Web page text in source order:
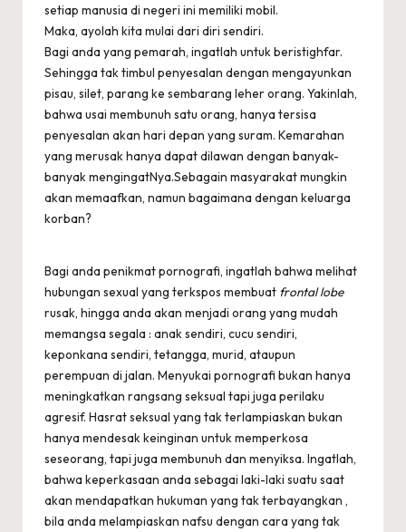
setiap manusia di negeri ini memiliki mobil.
Maka, ayolah kita mulai dari diri sendiri.
Bagi anda yang pemarah, ingatlah untuk beristighfar.
Sehingga tak timbul penyesalan dengan mengayunkan
pisau, silet, parang ke sembarang leher orang. Yakinlah,
bahwa usai membunuh satu orang, hanya tersisa
penyesalan akan hari depan yang suram. Kemarahan
yang merusak hanya dapat dilawan dengan banyak-
banyak mengingatNya.Sebagain masyarakat mungkin
akan memaafkan, namun bagaimana dengan keluarga
korban?
Bagi anda penikmat pornografi, ingatlah bahwa melihat
hubungan sexual yang terkspos membuat frontal lobe
rusak, hingga anda akan menjadi orang yang mudah
memangsa segala : anak sendiri, cucu sendiri,
keponkana sendiri, tetangga, murid, ataupun
perempuan di jalan. Menyukai pornografi bukan hanya
meningkatkan rangsang seksual tapi juga perilaku
agresif. Hasrat seksual yang tak terlampiaskan bukan
hanya mendesak keinginan untuk memperkosa
seseorang, tapi juga membunuh dan menyiksa. Ingatlah,
bahwa keperkasaan anda sebagai laki-laki suatu saat
akan mendapatkan hukuman yang tak terbayangkan ,
bila anda melampiaskan nafsu dengan cara yang tak